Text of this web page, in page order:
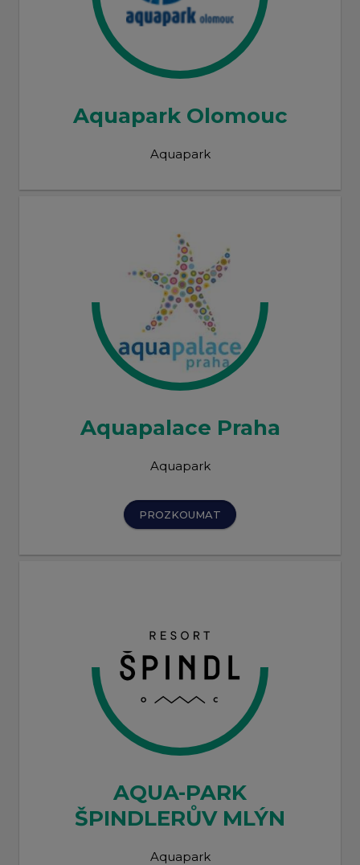
Aquapark Olomouc
Aquapark
Aquapalace Praha
Aquapark
PROZKOUMAT
AQUA-PARK
ŠPINDLERŮV MLÝN
Aquapark